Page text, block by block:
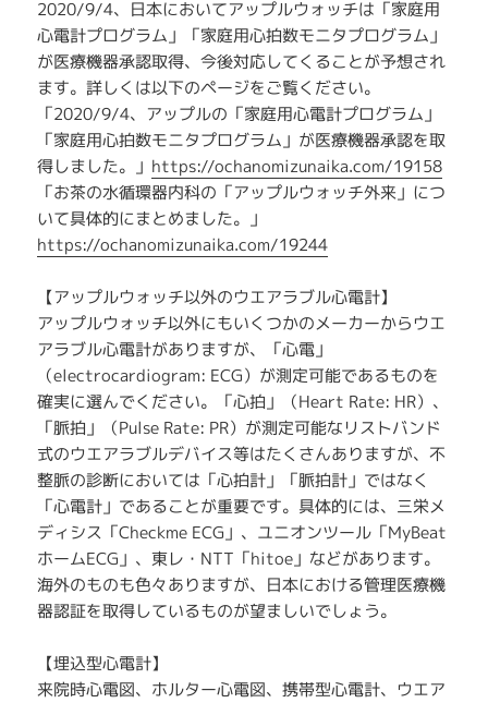
2020/9/4、日本においてアップルウォッチは「家庭用
心電計プログラム」「家庭用心拍数モニタプログラム」
が医療機器承認取得、今後対応してくることが予想され
ます。詳しくは以下のページをご覧ください。
「2020/9/4、アップルの「家庭用心電計プログラム」
「家庭用心拍数モニタプログラム」が医療機器承認を取
得しました。」 https://ochanomizunaika.com/19158
「お茶の水循環器内科の「アップルウォッチ外来」につ
いて具体的にまとめました。」
https://ochanomizunaika.com/19244
【アップルウォッチ以外のウエアラブル心電計】
アップルウォッチ以外にもいくつかのメーカーからウエ
アラブル心電計がありますが、「心電」
（electrocardiogram: ECG）が測定可能であるものを
確実に選んでください。「心拍」（Heart Rate: HR）、
「脈拍」（Pulse Rate: PR）が測定可能なリストバンド
式のウエアラブルデバイス等はたくさんありますが、不
整脈の診断においては「心拍計」「脈拍計」ではなく
「心電計」であることが重要です。具体的には、三栄メ
ディシス「Checkme ECG」、ユニオンツール「MyBeat
ホームECG」、東レ・NTT「hitoe」などがあります。
海外のものも色々ありますが、日本における管理医療機
器認証を取得しているものが望ましいでしょう。
【埋込型心電計】
来院時心電図、ホルター心電図、携帯型心電計、ウエア